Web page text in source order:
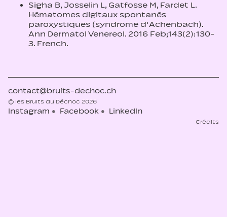
Sigha B, Josselin L, Gatfosse M, Fardet L.
Hématomes digitaux spontanés
paroxystiques (syndrome d'Achenbach).
Ann Dermatol Venereol. 2016 Feb;143(2):130-
3. French.
contact@bruits-dechoc.ch
© les Bruits du Déchoc 2026
Instagram Facebook LinkedIn
Crédits